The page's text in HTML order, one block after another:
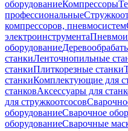
оборудованиеКомпрессоры
профессиональные
компрессоров, пневмосистем
электроинструмента
оборудование
станкиЛенточнопильные
станкиПлиткорезные станки
станкиКомплектующие для
станковАксессуары для
для стружкоотсосов
оборудованиеСварочное
оборудованиеСварочные